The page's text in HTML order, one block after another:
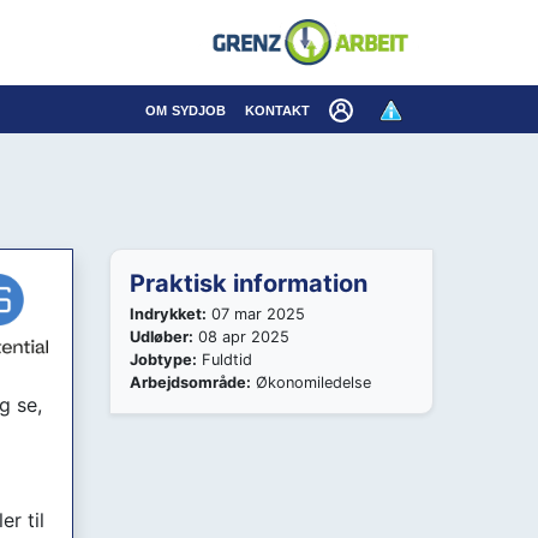
om sydjob kontakt
se,
til
Praktisk information
Indrykket: 07 mar 2025
Udløber: 08 apr 2025
Jobtype: Fuldtid
Arbejdsområde: Økonomiledelse